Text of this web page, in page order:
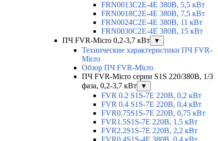
FRN0013C2E-4E 380В, 5,5 кВт
FRN0018C2E-4E 380В, 7,5 кВт
FRN0024C2E-4E 380В, 11 кВт
FRN0030C2E-4E 380В, 15 кВт
ПЧ FVR-Micro 0,2-3,7 кВт
▼
Технические характеристики ПЧ FVR-
Micro
Обзор ПЧ FVR-Micro
ПЧ FVR-Micro серии S1S 220/380В, 1/3
фаза, 0,2-3,7 кВт
▼
FVR 0.2 S1S-7E 220В, 0,2 кВт
FVR 0.4 S1S-7E 220В, 0,4 кВт
FVR0.75S1S-7E 220В, 0,75 кВт
FVR1.5S1S-7E 220В, 1,5 кВт
FVR2.2S1S-7E 220В, 2,2 кВт